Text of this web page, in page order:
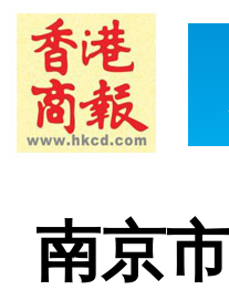
南京